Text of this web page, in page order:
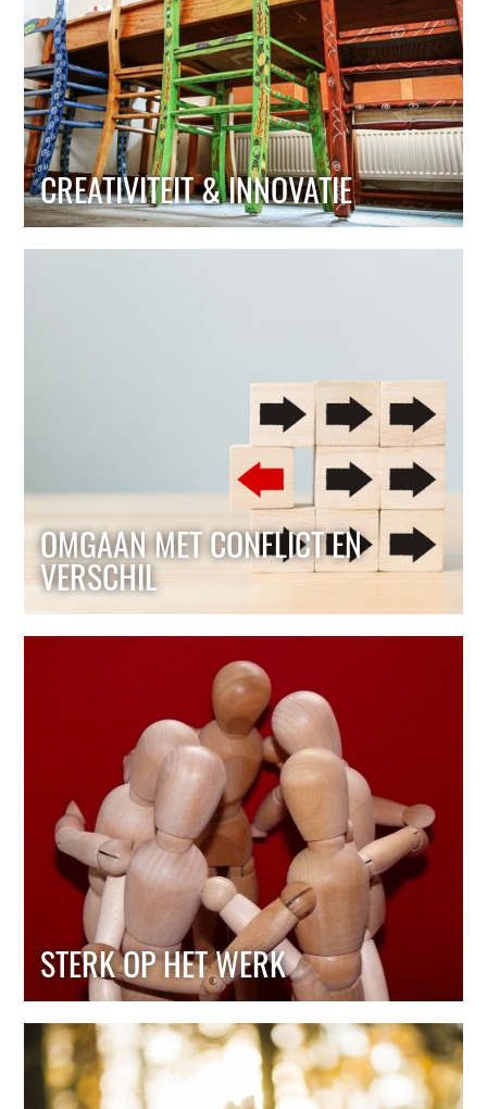
CREATIVITEIT & INNOVATIE
OMGAAN MET CONFLICT EN
VERSCHIL
STERK OP HET WERK